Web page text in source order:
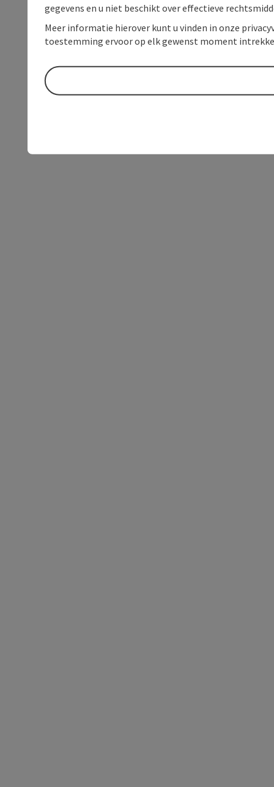
gegevens en u niet beschikt over effectieve
Meer informatie hierover kunt u vinden in onze
toestemming ervoor op elk gewenst moment